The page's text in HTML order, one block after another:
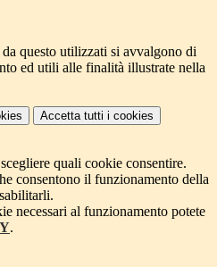
questo utilizzati si avvalgono di
ed utili alle finalità illustrate nella
Accetta tutti i cookies
quali cookie consentire.
consentono il funzionamento della
necessari al funzionamento potete
.